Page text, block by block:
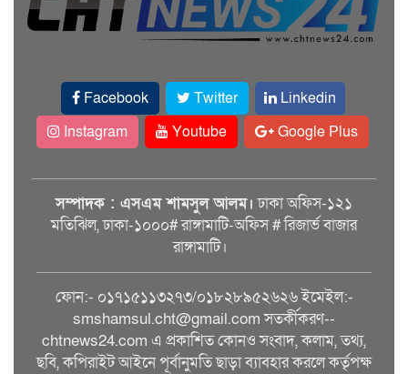
Facebook Twitter
Linkedin
Instagram
Youtube Google Plus
সম্পাদক : এসএম শামসুল আলম। ঢাকা অফিস-১২১
মতিঝিল, ঢাকা-১০০০# রাঙ্গামাটি-অফিস # রিজার্ভ বাজার
রাঙ্গামাটি।
ফোন:- ০১৭১৫১১৩২৭৩/০১৮২৮৯৫২৬২৬ ইমেইল:-
smshamsul.cht@gmail.com সতর্কীকরণ--
chtnews24.com এ প্রকাশিত কোনও সংবাদ, কলাম, তথ্য,
ছবি, কপিরাইট আইনে পূর্বানুমতি ছাড়া ব্যাবহার করলে কর্তৃপক্ষ